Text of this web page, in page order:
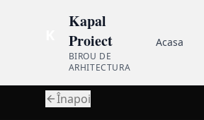
Kapal
Proiect
BIROU DE
ARHITECTURA
Acasa
Înapoi